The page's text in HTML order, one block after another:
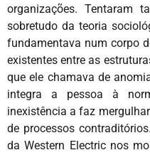
organizações. Tentaram
sobretudo da teoria
fundamentava num corpo
existentes entre as
que ele chamava de
integra a pessoa à
inexistência a faz
de processos
da Western Electric nos